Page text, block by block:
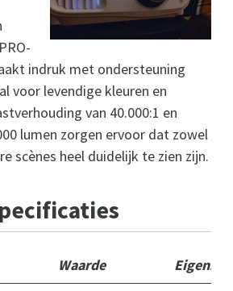
indruk met ondersteuning
voor levendige kleuren en
van 40.000:1 en
lumen zorgen ervoor dat zowel
scènes heel duidelijk te zien zijn.
Waarde